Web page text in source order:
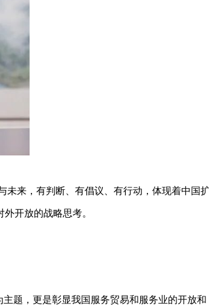
来，有判断、有倡议、有行动，体现着中国
开放的战略思考。
题，更是彰显我国服务贸易和服务业的开放和